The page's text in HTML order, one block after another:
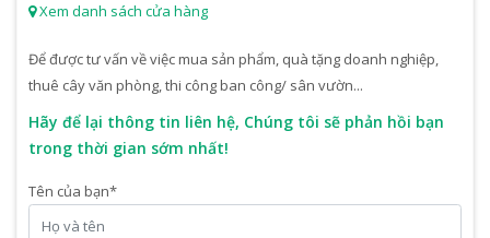
Xem danh sách cửa hàng
Để được tư vấn về việc mua sản phẩm, quà tặng doanh nghiệp,
thuê cây văn phòng, thi công ban công/ sân vườn...
Hãy để lại thông tin liên hệ, Chúng tôi sẽ phản hồi bạn
trong thời gian sớm nhất!
Tên của bạn*